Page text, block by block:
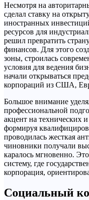
Несмотря на
сделал ставку на
иностранных
ресурсов для
решил превратить
финансов. Для этого
зоны, строилась
условия для ведения
начали открываться
корпораций из США,
Большое внимание
профессиональной
акцент на технических
формируя
проводилась жесткая
чиновники получали
каралось мгновенно.
систему, где
корпорация,
Социальный